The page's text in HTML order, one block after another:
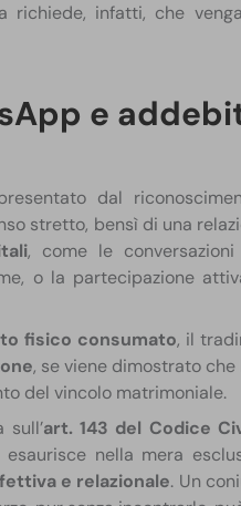
richiede, infatti, che
e
dal
stretto, bensì di una
, come le
o la partecipazione
fisico consumato, il
, se viene dimostrato
del vincolo matrimoniale.
art. 143 del Codice
nella mera
e relazionale. Un